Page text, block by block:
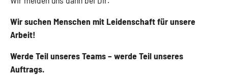
Wir suchen Menschen mit Leidenschaft für unsere
Arbeit!
Werde Teil unseres Teams – werde Teil unseres
Auftrags.